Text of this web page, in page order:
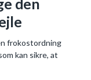
den
frokostordning
kan sikre, at